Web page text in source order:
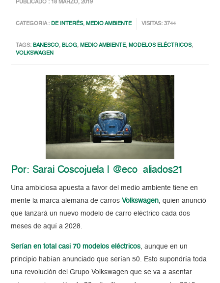
PUBLICADO : 18 MARZO, 2019
CATEGORIA :DE INTERÉS,MEDIO AMBIENTE VISITAS: 3744
TAGS:BANESCO,BLOG,MEDIO AMBIENTE,MODELOS ELÉCTRICOS,
VOLKSWAGEN
Por: Sarai Coscojuela | @eco_aliados21
Una ambiciosa apuesta a favor del medio ambiente tiene en
mente la marca alemana de carros Volkswagen, quien anunció
que lanzará un nuevo modelo de carro eléctrico cada dos
meses de aquí a 2028.
Serían en total casi 70 modelos eléctricos, aunque en un
principio habían anunciado que serían 50. Esto supondría toda
una revolución del Grupo Volkswagen que se va a asentar